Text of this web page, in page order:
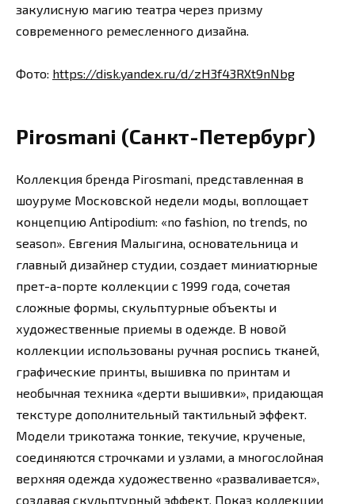
закулисную магию театра через призму
современного ремесленного дизайна.
Фото: https://disk.yandex.ru/d/zH3f43RXt9nNbg
Pirosmani (Санкт-Петербург)
Коллекция бренда Pirosmani, представленная в
шоуруме Московской недели моды, воплощает
концепцию Antipodium: «no fashion, no trends, no
season». Евгения Малыгина, основательница и
главный дизайнер студии, создает миниатюрные
прет-а-порте коллекции с 1999 года, сочетая
сложные формы, скульптурные объекты и
художественные приемы в одежде. В новой
коллекции использованы ручная роспись тканей,
графические принты, вышивка по принтам и
необычная техника «дерти вышивки», придающая
текстуре дополнительный тактильный эффект.
Модели трикотажа тонкие, текучие, крученые,
соединяются строчками и узлами, а многослойная
верхняя одежда художественно «разваливается»,
создавая скульптурный эффект. Показ коллекции